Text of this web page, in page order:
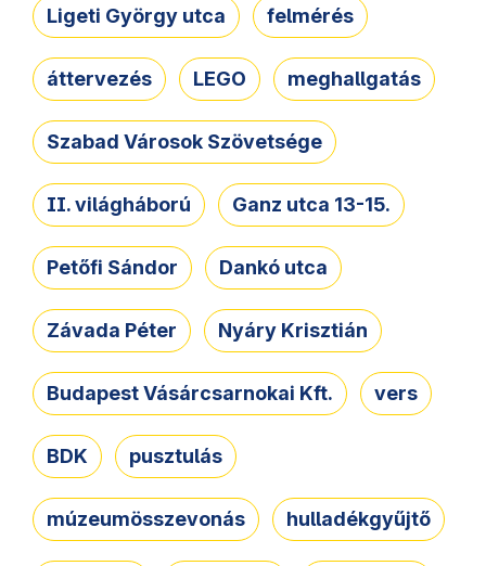
Ligeti György utca felmérés
áttervezés LEGO meghallgatás
Szabad Városok Szövetsége
II. világháború Ganz utca 13-15.
Petőfi Sándor Dankó utca
Závada Péter Nyáry Krisztián
Budapest Vásárcsarnokai Kft. vers
BDK pusztulás
múzeumösszevonás hulladékgyűjtő